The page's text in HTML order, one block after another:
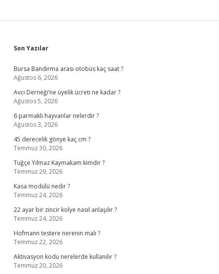
Sidebar
Son Yazılar
Bursa Bandırma arası otobüs kaç saat ?
Ağustos 6, 2026
Avcı Derneği’ne üyelik ücreti ne kadar ?
Ağustos 5, 2026
6 parmaklı hayvanlar nelerdir ?
Ağustos 3, 2026
45 derecelik gönye kaç cm ?
Temmuz 30, 2026
Tuğçe Yılmaz Kaymakam kimdir ?
Temmuz 29, 2026
Kasa modülü nedir ?
Temmuz 24, 2026
22 ayar bir zincir kolye nasıl anlaşılır ?
Temmuz 24, 2026
Hofmann testere nerenin malı ?
Temmuz 22, 2026
Aktivasyon kodu nerelerde kullanılır ?
Temmuz 20, 2026